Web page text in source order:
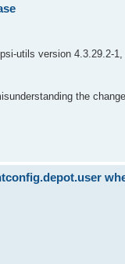
utils version 4.3.29.2-
the